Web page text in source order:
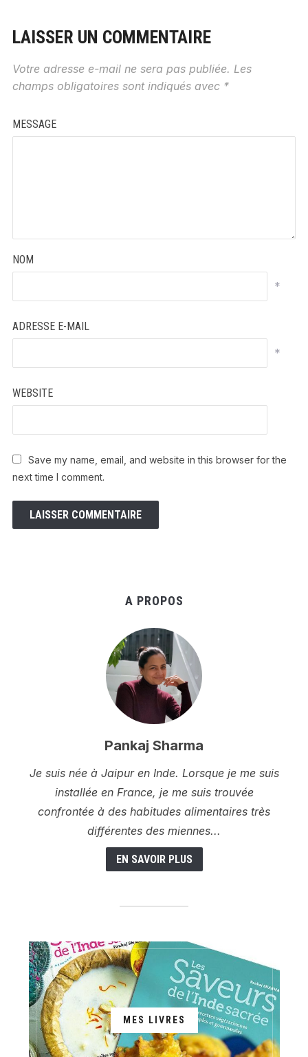
LAISSER UN COMMENTAIRE
Votre adresse e-mail ne sera pas publiée. Les
champs obligatoires sont indiqués avec *
MESSAGE
NOM
*
ADRESSE E-MAIL
*
WEBSITE
Save my name, email, and website in this browser for the
next time I comment.
A PROPOS
Pankaj Sharma
Je suis née à Jaipur en Inde. Lorsque je me suis
installée en France, je me suis trouvée
confrontée à des habitudes alimentaires très
différentes des miennes...
EN SAVOIR PLUS
MES LIVRES